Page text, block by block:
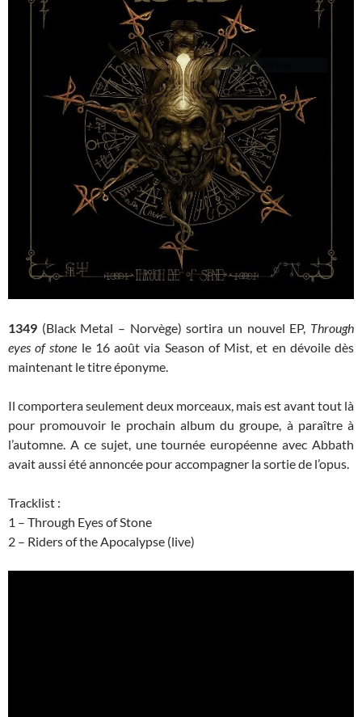
1349 (Black Metal – Norvège) sortira un nouvel EP, Through
eyes of stone le 16 août via Season of Mist, et en dévoile dès
maintenant le titre éponyme.
Il comportera seulement deux morceaux, mais est avant tout là
pour promouvoir le prochain album du groupe, à paraître à
l’automne. A ce sujet, une tournée européenne avec Abbath
avait aussi été annoncée pour accompagner la sortie de l’opus.
Tracklist :
1 – Through Eyes of Stone
2 – Riders of the Apocalypse (live)